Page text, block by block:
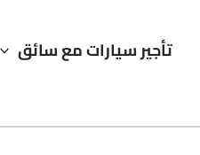
تأجير سيارات مع سائق